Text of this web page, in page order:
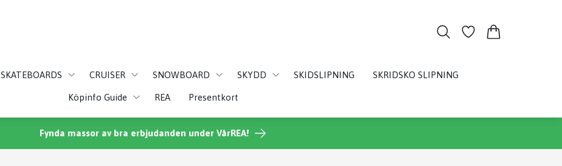
SKATEBOARDS CRUISER SNOWBOARD SKYDD SKIDSLIPNING SKRIDSKO SLIPNING
Köpinfo Guide REA Presentkort
Fynda massor av bra erbjudanden under VårREA!